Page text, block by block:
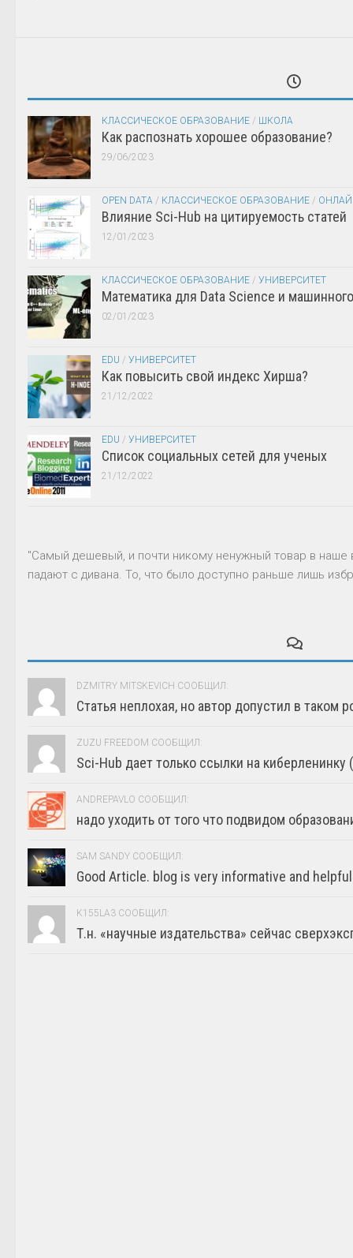
КЛАССИЧЕСКОЕ ОБРАЗОВАНИЕ / ШКОЛА
Как распознать хорошее образование?
29/06/2023
OPEN DATA / КЛАССИЧЕСКОЕ ОБРАЗОВАНИЕ /
Влияние Sci-Hub на цитируемость статей
12/01/2023
КЛАССИЧЕСКОЕ ОБРАЗОВАНИЕ / УНИВЕРСИТЕТ
Математика для Data Science и
02/01/2023
EDU / УНИВЕРСИТЕТ
Как повысить свой индекс Хирша?
21/12/2022
EDU / УНИВЕРСИТЕТ
Список социальных сетей для ученых
21/12/2022
"Самый дешевый, и почти никому ненужный товар в
падают с дивана. То, что было доступно раньше лишь
DZMITRY MITSKEVICH СООБЩИЛ:
Статья неплохая, но автор допустил в таком
ZUZU FREEDOM СООБЩИЛ:
Sci-Hub дает только ссылки на киберленинку
ANDREPAVLO СООБЩИЛ:
надо уходить от того что подвидом
SAM SANDY СООБЩИЛ:
Good Article. blog is very informative and helpful
K155LA3 СООБЩИЛ:
Т.н. «научные издательства» сейчас